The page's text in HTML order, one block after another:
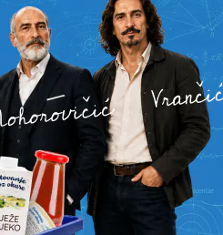
Poruka
POŠALJI
Alternative: